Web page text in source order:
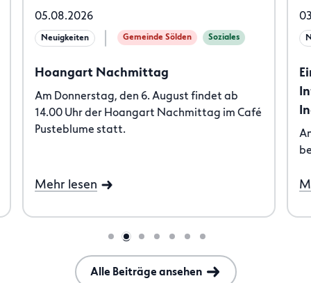
05.08.2026
Neuigkeiten Gemeinde Sölden Soziales
Hoangart Nachmittag
Am Donnerstag, den 6. August findet ab
14.00 Uhr der Hoangart Nachmittag im Café
Pusteblume statt.
Mehr lesen
Alle Beiträge ansehen